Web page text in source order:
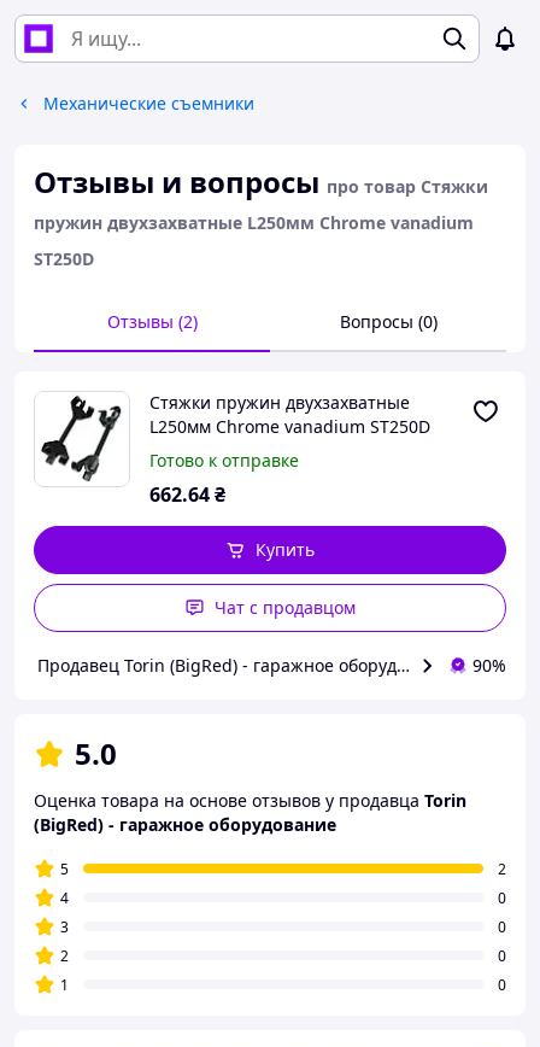
Механические съемники
Отзывы и вопросы про товар Стяжки
пружин двухзахватные L250мм Chrome vanadium
ST250D
Отзывы (2) Вопросы (0)
Стяжки пружин двухзахватные
L250мм Chrome vanadium ST250D
Готово к отправке
662.64₴
Купить
Чат с продавцом
Продавец Torin (BigRed) - гаражное оборудование 90%
5.0
Оценка товара на основе отзывов у продавца Torin
(BigRed) - гаражное оборудование
5
2
4
0
3
0
2
0
1
0